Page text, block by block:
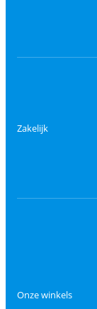
Zakelijk
Onze winkels